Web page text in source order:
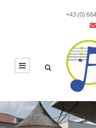
+43 (0)